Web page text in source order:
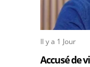
Il y a 1 Jour
Accusé de